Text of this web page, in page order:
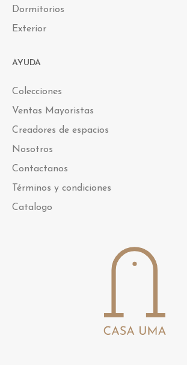
Dormitorios
Exterior
AYUDA
Colecciones
Ventas Mayoristas
Creadores de espacios
Nosotros
Contactanos
Términos y condiciones
Catalogo